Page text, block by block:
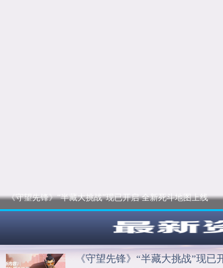
《守望先锋》“半藏大挑战”现已开启 全新死斗地图上线
《守望先锋》“半藏大挑战”现